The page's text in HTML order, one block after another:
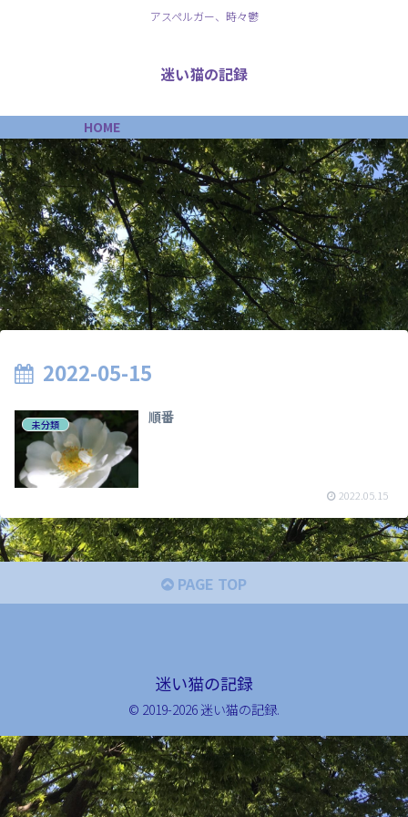
アスペルガー、時々鬱
迷い猫の記録
HOME
2022-05-15
未分類 順番
2022.05.15
PAGE TOP
迷い猫の記録
© 2019-2026 迷い猫の記録.